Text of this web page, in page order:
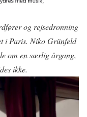
og rejsedronning
i Paris. Niko Grünfeld
om en særlig årgang,
ikke.